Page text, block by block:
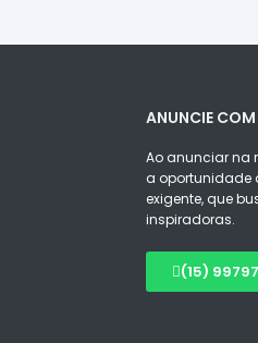
ANUNCIE COM
Ao anunciar na
a oportunidade
exigente, que
inspiradoras.
(15)